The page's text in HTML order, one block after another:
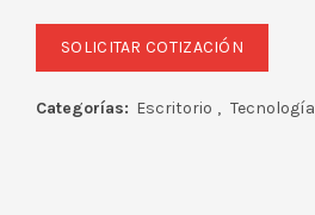
Categorías: Escritorio , Tecnología